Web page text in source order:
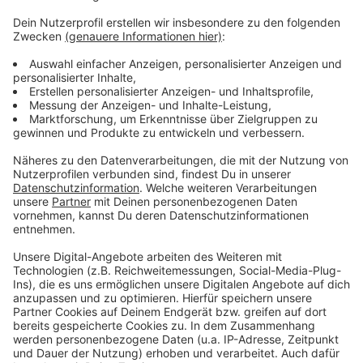
Der Sommer hat dieses Jahr lange auf sich warten
lassen. Aber der Spätsommer wird heiß, heißer,
Schröder! Schon zum Jahresanfang hat uns Atze mit
dem Kaltstart 24 begleitet und jetzt will er uns gut
gelaunt bis in den Herbst bringen. Atzes Mantra für ein
Kraft voraus und viel Spaß bei Atze Schröders
Kaltstart 24.
Anzeige
Anzeige